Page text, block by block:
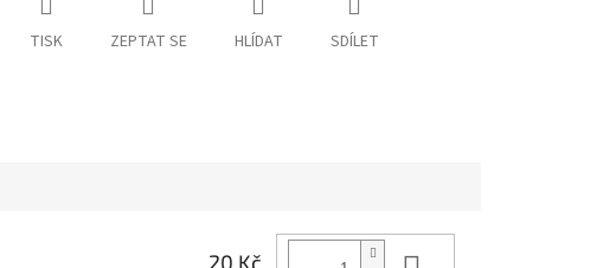
TISK ZEPTAT SE HLÍDAT SDÍLET
20 Kč